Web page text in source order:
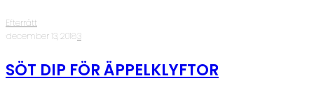
Efterrätt
·december 13, 2018·3
SÖT DIP FÖR ÄPPELKLYFTOR